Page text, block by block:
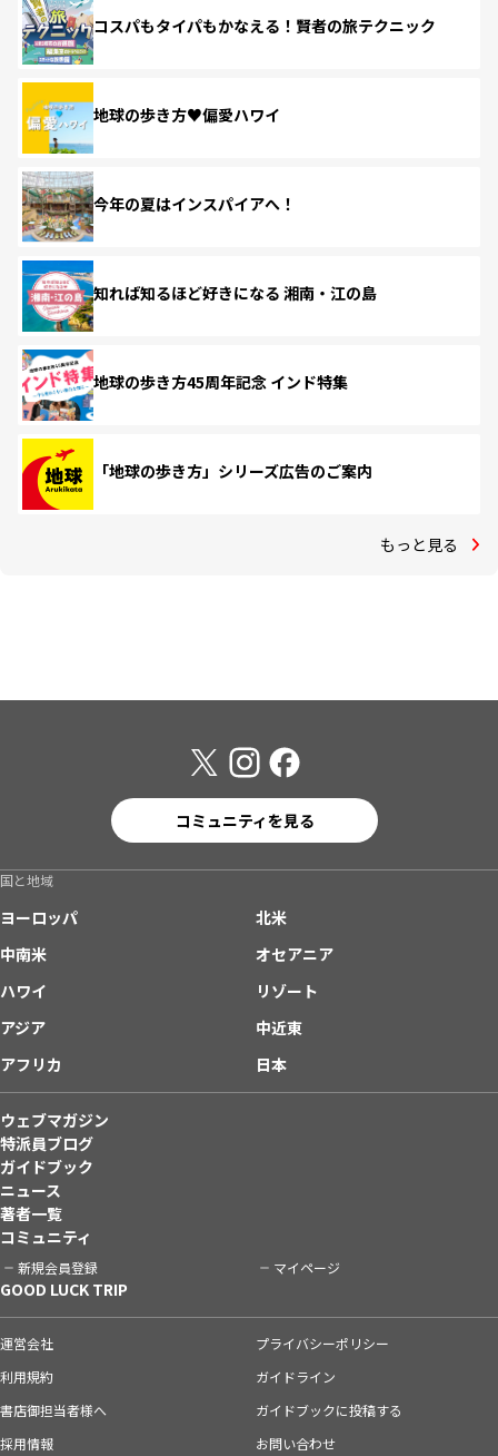
コスパもタイパもかなえる！賢者の旅テクニック
地球の歩き方♥偏愛ハワイ
今年の夏はインスパイアへ！
知れば知るほど好きになる 湘南・江の島
地球の歩き方45周年記念 インド特集
「地球の歩き方」シリーズ広告のご案内
もっと見る
コミュニティを見る
国と地域
ヨーロッパ
北米
中南米
オセアニア
ハワイ
リゾート
アジア
中近東
アフリカ
日本
ウェブマガジン
特派員ブログ
ガイドブック
ニュース
著者一覧
コミュニティ
新規会員登録 マイページ
GOOD LUCK TRIP
運営会社
プライバシーポリシー
利用規約
ガイドライン
書店御担当者様へ
ガイドブックに投稿する
採用情報
お問い合わせ